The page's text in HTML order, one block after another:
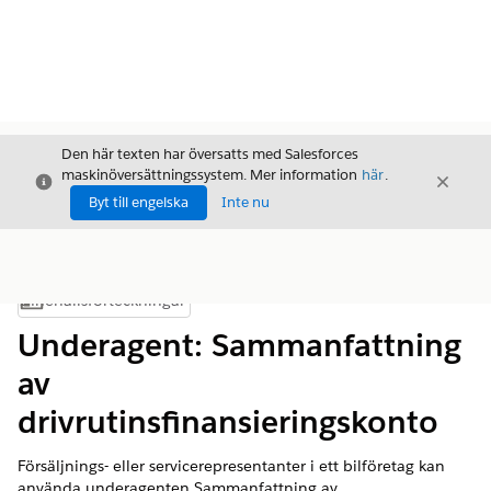
Stäng
Den här texten har översatts med Salesforces
maskinöversättningssystem. Mer information här.
Byt till engelska
Inte nu
Stäng
Visa innehållsförteckning
Innehållsförteckningar
Underagent: Sammanfattning
av
drivrutinsfinansieringskonto
Försäljnings- eller servicerepresentanter i ett bilföretag kan